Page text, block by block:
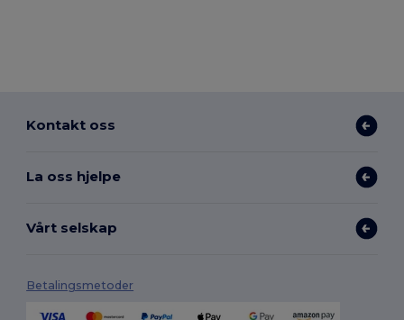
Kontakt oss
La oss hjelpe
Vårt selskap
Betalingsmetoder